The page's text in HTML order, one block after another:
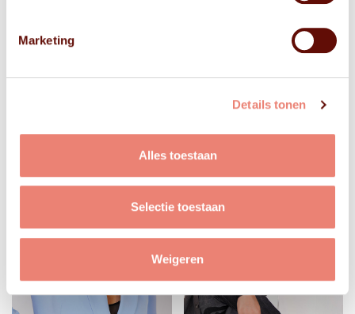
Marketing
Details tonen
Alles toestaan
Selectie toestaan
Weigeren